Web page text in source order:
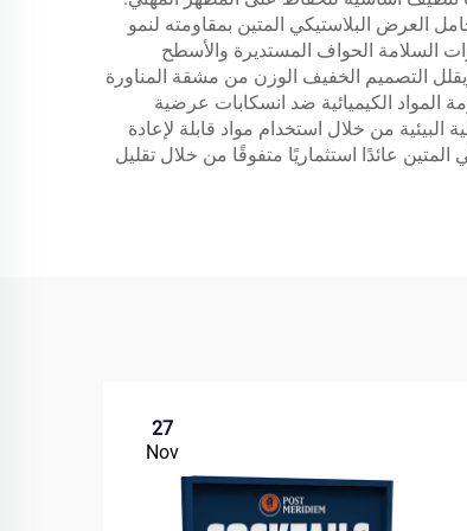
العرض البلاستيكي المتين بمقاومته لنمو
السلامة الحواف المستديرة والأسطح
التصميم الخفيف الوزن من مشقة المناورة
الكيميائية ضد انسكابات عرضية
البيئية من خلال استخدام مواد قابلة لإعادة
عائدًا استثماريًا متفوقًا من خلال تقليل
27
Nov